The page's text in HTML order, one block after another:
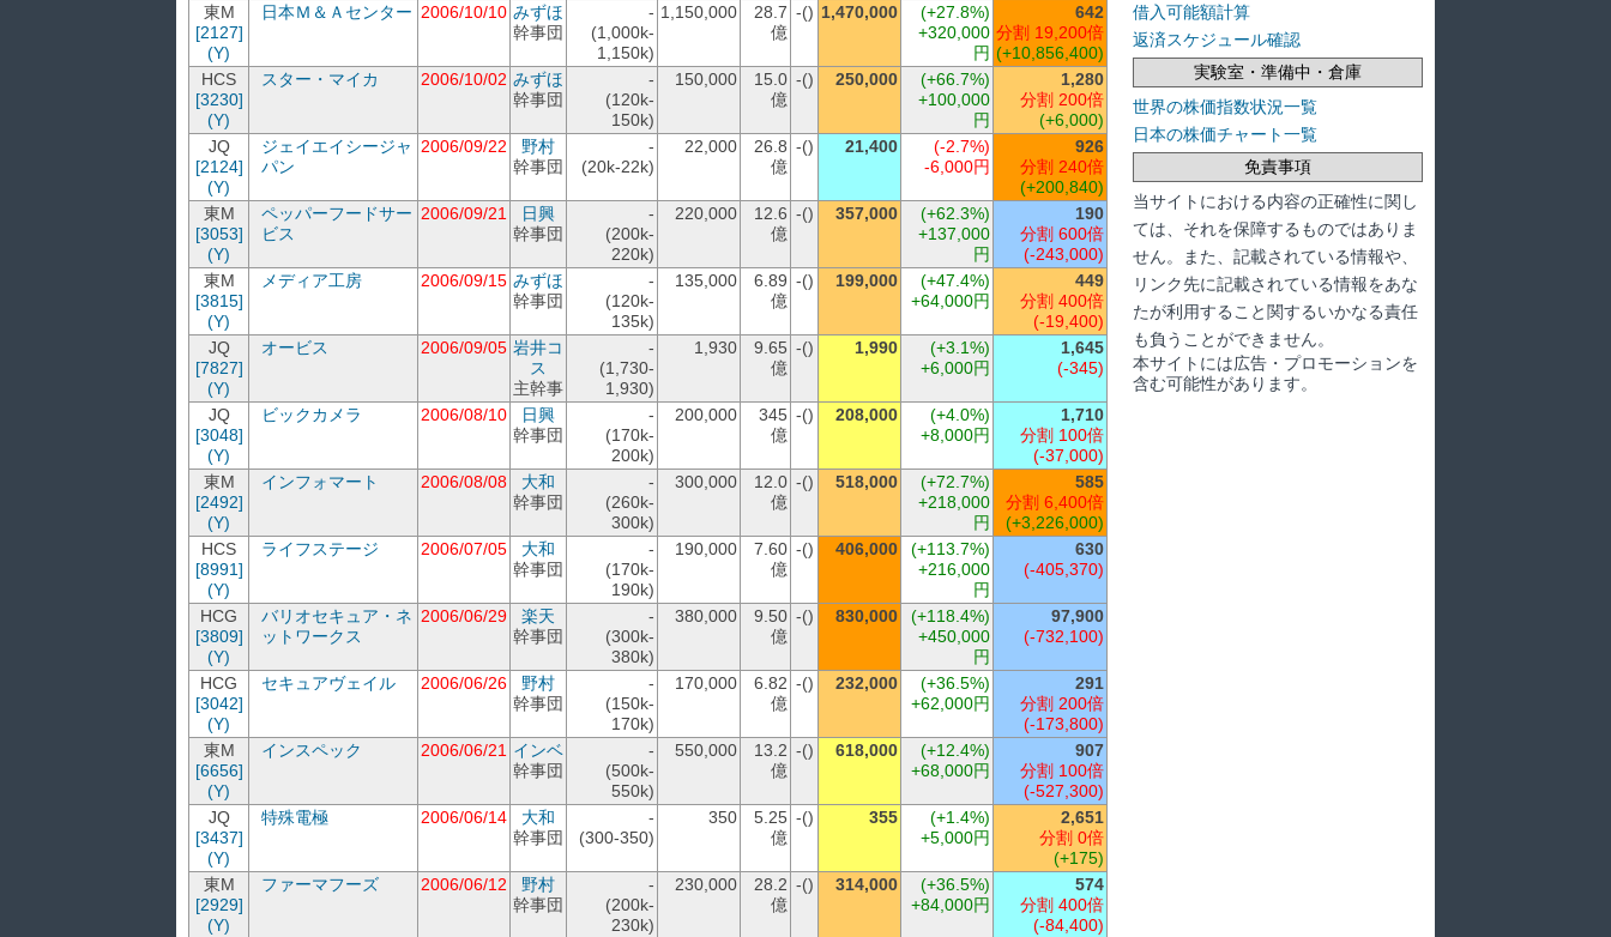
東M
[2127]
(Y)
日本Ｍ＆Ａセンター 2006/10/10 みずほ
幹事団
-
(1,000k-
1,150k)
1,150,000
28.7
億
-() 1,470,000
(+27.8%)
+320,000
円
642
分割 19,200倍
(+10,856,400)
HCS
[3230]
(Y)
スター・マイカ 2006/10/02 みずほ
幹事団
-
(120k-
150k)
150,000
15.0
億
-() 250,000
(+66.7%)
+100,000
円
1,280
分割 200倍
(+6,000)
JQ
[2124]
(Y)
ジェイエイシージャ
パン
2006/09/22
野村
幹事団
-
(20k-22k)
22,000
26.8
億
-() 21,400
(-2.7%)
-6,000円
926
分割 240倍
(+200,840)
東M
[3053]
(Y)
ペッパーフードサー
ビス
2006/09/21
日興
幹事団
-
(200k-
220k)
220,000
12.6
億
-() 357,000
(+62.3%)
+137,000
円
190
分割 600倍
(-243,000)
東M
[3815]
(Y)
メディア工房 2006/09/15 みずほ
幹事団
-
(120k-
135k)
135,000
6.89
億
-() 199,000
(+47.4%)
+64,000円
449
分割 400倍
(-19,400)
JQ
[7827]
(Y)
オービス 2006/09/05 岩井コ
ス
主幹事
-
(1,730-
1,930)
1,930
9.65
億
-() 1,990
(+3.1%)
+6,000円
1,645
(-345)
JQ
[3048]
(Y)
ビックカメラ 2006/08/10
日興
幹事団
-
(170k-
200k)
200,000
345
億
-() 208,000
(+4.0%)
+8,000円
1,710
分割 100倍
(-37,000)
東M
[2492]
(Y)
インフォマート 2006/08/08
大和
幹事団
-
(260k-
300k)
300,000
12.0
億
-() 518,000
(+72.7%)
+218,000
円
585
分割 6,400倍
(+3,226,000)
HCS
[8991]
(Y)
ライフステージ 2006/07/05
大和
幹事団
-
(170k-
190k)
190,000
7.60
億
-() 406,000
(+113.7%)
+216,000
円
630
(-405,370)
HCG
[3809]
(Y)
バリオセキュア・ネ
ットワークス
2006/06/29
楽天
幹事団
-
(300k-
380k)
380,000
9.50
億
-() 830,000
(+118.4%)
+450,000
円
97,900
(-732,100)
HCG
[3042]
(Y)
セキュアヴェイル 2006/06/26
野村
幹事団
-
(150k-
170k)
170,000
6.82
億
-() 232,000
(+36.5%)
+62,000円
291
分割 200倍
(-173,800)
東M
[6656]
(Y)
インスペック 2006/06/21 インベ
幹事団
-
(500k-
550k)
550,000
13.2
億
-() 618,000
(+12.4%)
+68,000円
907
分割 100倍
(-527,300)
JQ
[3437]
(Y)
特殊電極 2006/06/14
大和
幹事団
-
(300-350)
350
5.25
億
-() 355
(+1.4%)
+5,000円
2,651
分割 0倍
(+175)
東M
[2929]
(Y)
ファーマフーズ 2006/06/12
野村
幹事団
-
(200k-
230k)
230,000
28.2
億
-() 314,000
(+36.5%)
+84,000円
574
分割 400倍
(-84,400)
借入可能額計算
返済スケジュール確認
実験室・準備中・倉庫
世界の株価指数状況一覧
日本の株価チャート一覧
免責事項
当サイトにおける内容の正確性に関し
ては、それを保障するものではありま
せん。また、記載されている情報や、
リンク先に記載されている情報をあな
たが利用すること関するいかなる責任
も負うことができません。
本サイトには広告・プロモーションを
含む可能性があります。